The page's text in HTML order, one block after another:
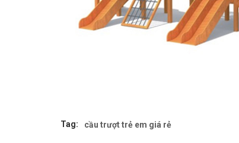
Tag: cầu trượt trẻ em giá rẻ